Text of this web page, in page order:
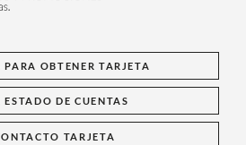
OBTENER TARJETA
ESTADO DE CUENTAS
TARJETA